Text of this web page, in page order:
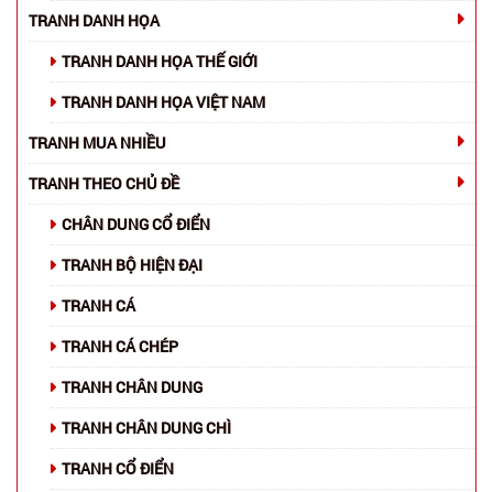
TRANH DANH HỌA
TRANH DANH HỌA THẾ GIỚI
TRANH DANH HỌA VIỆT NAM
TRANH MUA NHIỀU
TRANH THEO CHỦ ĐỀ
CHÂN DUNG CỔ ĐIỂN
TRANH BỘ HIỆN ĐẠI
TRANH CÁ
TRANH CÁ CHÉP
TRANH CHÂN DUNG
TRANH CHÂN DUNG CHÌ
TRANH CỔ ĐIỂN